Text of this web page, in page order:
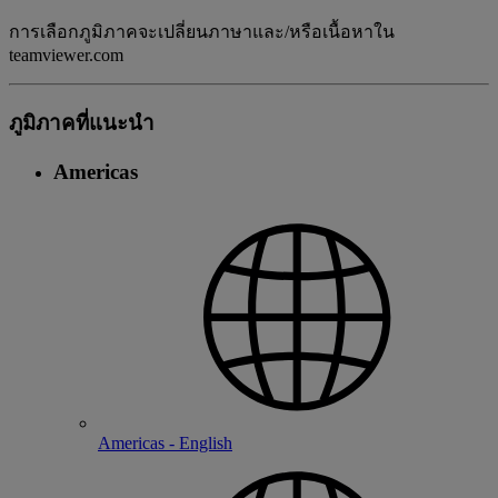
การเลือกภูมิภาคจะเปลี่ยนภาษาและ/หรือเนื้อหาใน
teamviewer.com
ภูมิภาคที่แนะนํา
Americas
Americas - English